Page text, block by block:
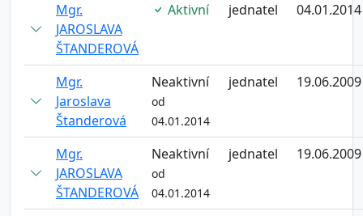
Mgr.
JAROSLAVA
ŠTANDEROVÁ
Aktivní jednatel 04.01.2014
Mgr.
Jaroslava
Štanderová
Neaktivní
od
04.01.2014
jednatel 19.06.2009
Mgr.
JAROSLAVA
ŠTANDEROVÁ
Neaktivní
od
04.01.2014
jednatel 19.06.2009